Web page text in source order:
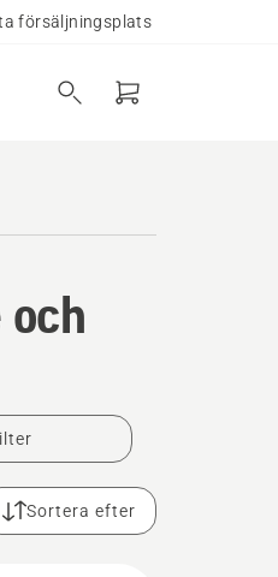
försäljningsplats
Sortera efter